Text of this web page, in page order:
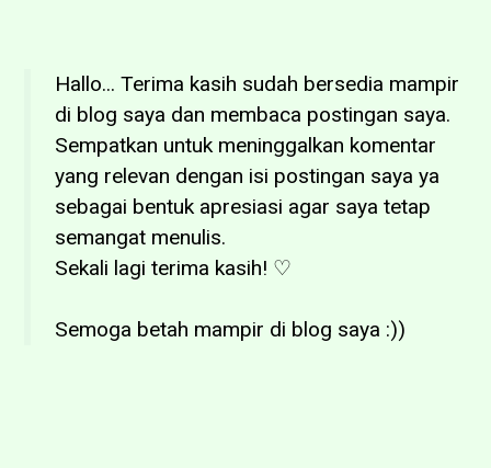
Hallo... Terima kasih sudah bersedia mampir
di blog saya dan membaca postingan saya.
Sempatkan untuk meninggalkan komentar
yang relevan dengan isi postingan saya ya
sebagai bentuk apresiasi agar saya tetap
semangat menulis.
Sekali lagi terima kasih! ♡
Semoga betah mampir di blog saya :))